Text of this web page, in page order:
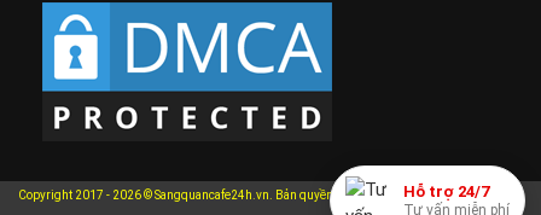
Hỗ trợ 24/7
Tư vấn miễn phí
Copyright 2017 - 2026 © Sangquancafe24h.vn. Bản quyền thuộc về Sangquancafe24h.vn.